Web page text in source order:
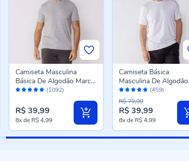
Avaliação: (1092)
Camiseta Masculina
Básica De Algodão Marc
Alain Mescla
R$ 39,99
8xde R$ 4,99
Avaliação:
96%
(459)
Camiseta Básica
Masculina De Algodão
Peruano Marc Alain
Branco
R$ 39,99
R$ 79,99
8xde R$ 4,99